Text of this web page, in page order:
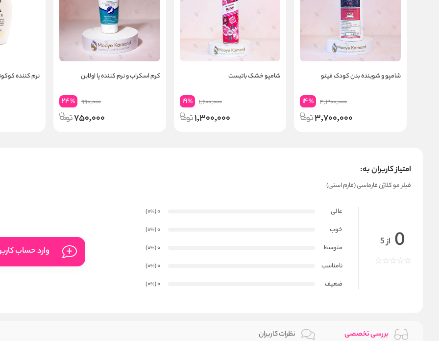
شامپو و شوینده بدن کودک فیتو
4,300,000
14%
3,700,000
شامپو خشک باتیست
1,600,000
19%
1,300,000
کرم اسکراب و نرم کننده پا اولاین
990,000
24%
750,000
نرم کننده
امتیاز کاربران به:
فیلر مو کلاژن فارماسی (فارم استی)
0 از 5
عالی 0
(0
%
)
خوب
0
(0
%
)
متوسط
0
(0
%
)
نامناسب
0
(0
%
)
ضعیف
0
(0
%
)
وارد حساب
بررسی تخصصی نظرات کاربران